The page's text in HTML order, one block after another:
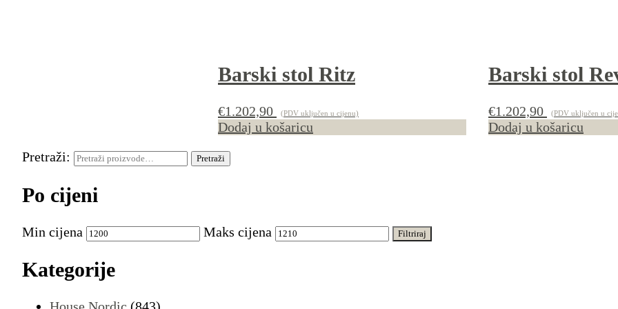
Barski stol Ritz
€1.202,90 (PDV uključen u cijenu)
Dodaj u košaricu
Barski stol
€1.202,90 (PDV uključen u
Dodaj u košaricu
Pretraži:
Pretraži
Po cijeni
Min cijena Maks cijena Filtriraj
Kategorije